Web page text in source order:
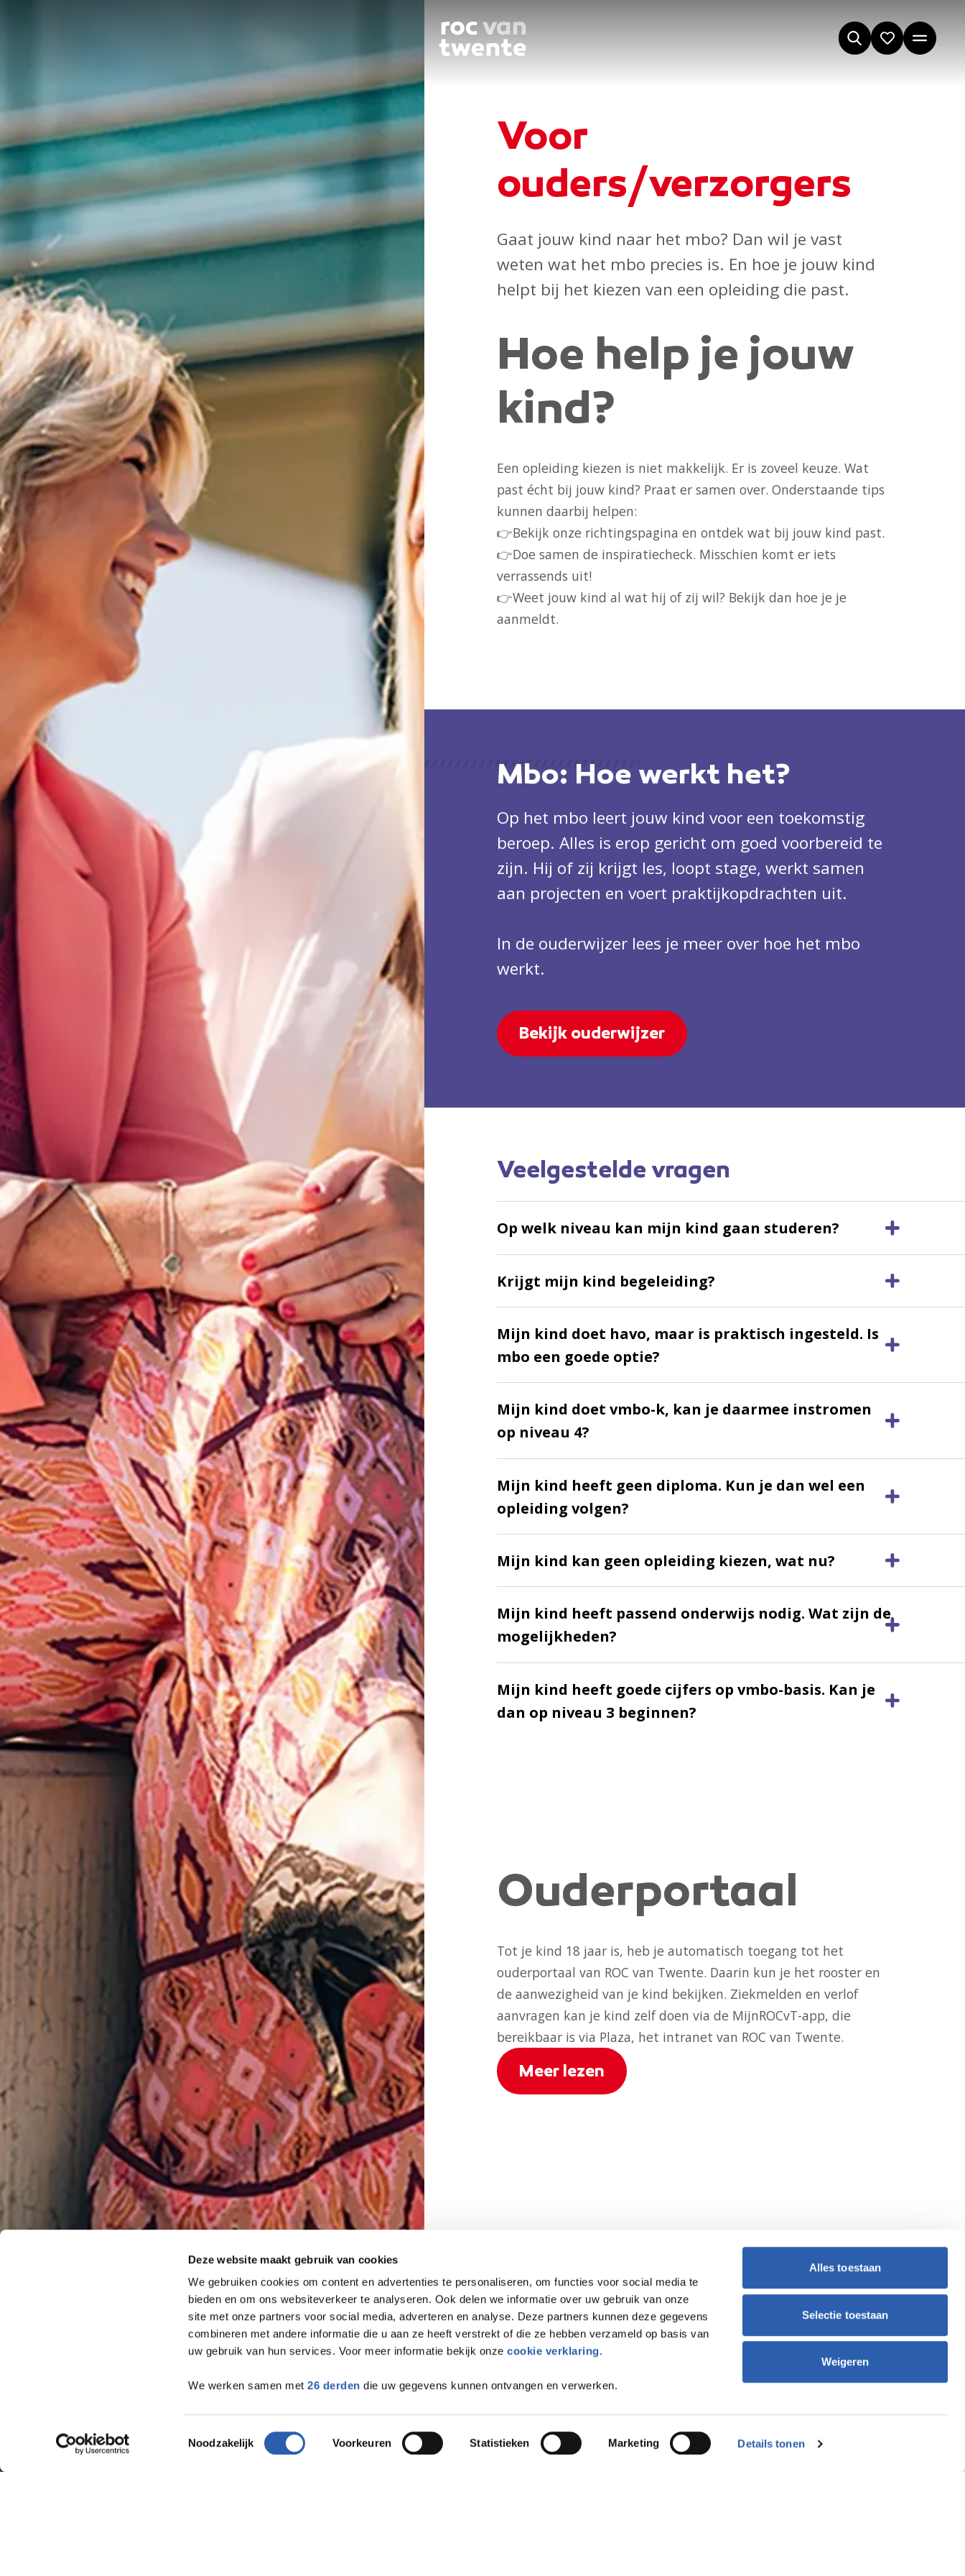
Deze website maakt gebruik van cookies
We gebruiken cookies om content en advertenties te personaliseren, om functies voor social media te
bieden en om ons websiteverkeer te analyseren. Ook delen we informatie over uw gebruik van onze
site met onze partners voor social media, adverteren en analyse. Deze partners kunnen deze gegevens
combineren met andere informatie die u aan ze heeft verstrekt of die ze hebben verzameld op basis van
uw gebruik van hun services. Voor meer informatie bekijk onzecookie verklaring.
We werken samen met26 derden die uw gegevens kunnen ontvangen en verwerken.
Toestemmingsselectie
Noodzakelijk Voorkeuren Statistieken Marketing Details tonen
Alles toestaan
Selectie toestaan
Weigeren
Voor
ouders/verzorgers
Gaat jouw kind naar het mbo? Dan wil je vast
weten wat het mbo precies is. En hoe je jouw kind
helpt bij het kiezen van een opleiding die past.
Hoe help je jouw
kind?
Een opleiding kiezen is niet makkelijk. Er is zoveel keuze. Wat
past écht bij jouw kind? Praat er samen over. Onderstaande tips
kunnen daarbij helpen:
👉Bekijk onze richtingspagina en ontdek wat bij jouw kind past.
👉Doe samen de inspiratiecheck. Misschien komt er iets
verrassends uit!
👉Weet jouw kind al wat hij of zij wil? Bekijk dan hoe je je
aanmeldt.
Mbo: Hoe werkt het?
Op het mbo leert jouw kind voor een toekomstig
beroep. Alles is erop gericht om goed voorbereid te
zijn. Hij of zij krijgt les, loopt stage, werkt samen
aan projecten en voert praktijkopdrachten uit.
In de ouderwijzer lees je meer over hoe het mbo
werkt.
Bekijk ouderwijzer
Veelgestelde vragen
Op welk niveau kan mijn kind gaan studeren?
Krijgt mijn kind begeleiding?
Mijn kind doet havo, maar is praktisch ingesteld. Is
mbo een goede optie?
Mijn kind doet vmbo-k, kan je daarmee instromen
op niveau 4?
Mijn kind heeft geen diploma. Kun je dan wel een
opleiding volgen?
Mijn kind kan geen opleiding kiezen, wat nu?
Mijn kind heeft passend onderwijs nodig. Wat zijn de
mogelijkheden?
Mijn kind heeft goede cijfers op vmbo-basis. Kan je
dan op niveau 3 beginnen?
Ouderportaal
Tot je kind 18 jaar is, heb je automatisch toegang tot het
ouderportaal van ROC van Twente. Daarin kun je het rooster en
de aanwezigheid van je kind bekijken. Ziekmelden en verlof
aanvragen kan je kind zelf doen via de MijnROCvT-app, die
bereikbaar is via Plaza, het intranet van ROC van Twente.
Meer lezen